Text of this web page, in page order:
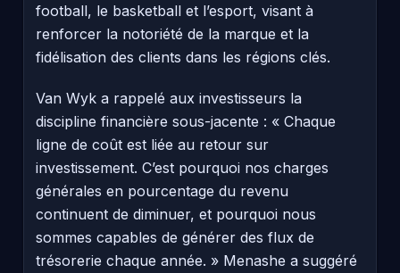
football, le basketball et l’esport, visant à
renforcer la notoriété de la marque et la
fidélisation des clients dans les régions clés.
Van Wyk a rappelé aux investisseurs la
discipline financière sous-jacente : « Chaque
ligne de coût est liée au retour sur
investissement. C’est pourquoi nos charges
générales en pourcentage du revenu
continuent de diminuer, et pourquoi nous
sommes capables de générer des flux de
trésorerie chaque année. » Menashe a suggéré